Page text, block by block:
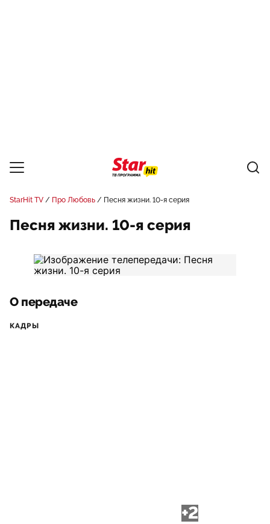
StarHit TV Про Любовь Песня жизни. 10-я серия
Песня жизни. 10-я серия
О передаче
КАДРЫ
+2